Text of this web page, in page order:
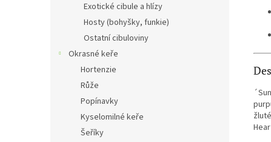
Exotické cibule a hlízy
Hosty (bohyšky, funkie)
Ostatní cibuloviny
Okrasné keře
Hortenzie
Růže
Popínavky
Kyselomilné keře
Šeříky